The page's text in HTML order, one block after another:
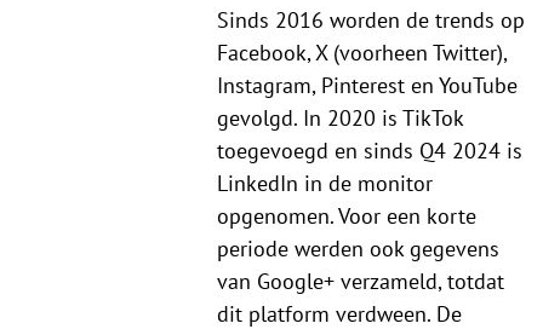
Sinds 2016 worden de trends op
Facebook, X (voorheen Twitter),
Instagram, Pinterest en YouTube
gevolgd. In 2020 is TikTok
toegevoegd en sinds Q4 2024 is
LinkedIn in de monitor
opgenomen. Voor een korte
periode werden ook gegevens
van Google+ verzameld, totdat
dit platform verdween. De